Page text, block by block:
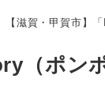
【滋賀・甲賀市】
（ポン